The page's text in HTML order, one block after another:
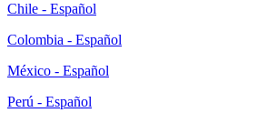
Chile - Español
Colombia - Español
México - Español
Perú - Español